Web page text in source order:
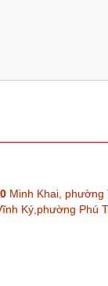
Minh Khai,
Ký,phường Phú